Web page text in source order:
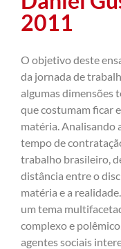
2011
O objetivo deste
da jornada de
algumas dimensões
que costumam ficar
matéria. Analisando
tempo de
trabalho brasileiro,
distância entre o
matéria e a
um tema
complexo e
agentes sociais